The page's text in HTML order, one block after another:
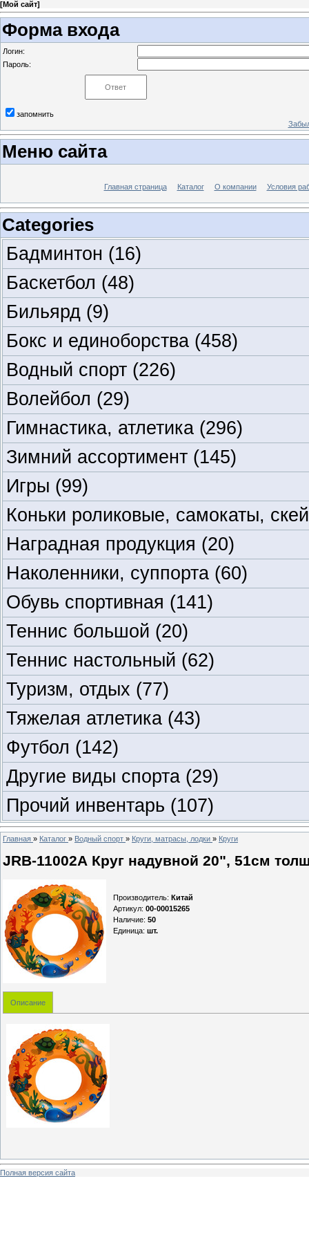
[Мой сайт]
Форма входа
Логин:
Пароль:
запомнить
Меню сайта
Главная страница Каталог О компании Условия
Categories
Бадминтон (16)
Баскетбол (48)
Бильярд (9)
Бокс и единоборства (458)
Водный спорт (226)
Волейбол (29)
Гимнастика, атлетика (296)
Зимний ассортимент (145)
Игры (99)
Коньки роликовые, самокаты,
Наградная продукция (20)
Наколенники, суппорта (60)
Обувь спортивная (141)
Теннис большой (20)
Теннис настольный (62)
Туризм, отдых (77)
Тяжелая атлетика (43)
Футбол (142)
Другие виды спорта (29)
Прочий инвентарь (107)
Главная » Каталог » Водный спорт » Круги, матрасы, лодки » Круги
JRB-11002А Круг надувной 20", 51см
Производитель: Китай
Артикул: 00-00015265
Наличие: 50
Единица: шт.
Описание
Полная версия сайта